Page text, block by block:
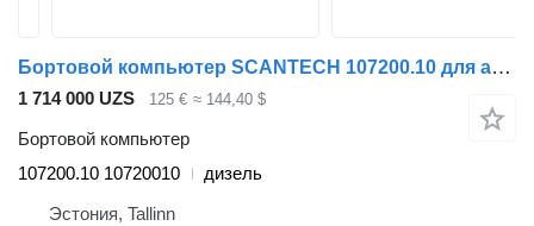
Бортовой компьютер SCANTECH 107200.10 для автобуса Volvo B7, B8, B9, B12 bus (2005-)
1 714 000 UZS 125 € ≈ 144,40 $
Бортовой компьютер
107200.10 10720010
дизель
Эстония, Tallinn